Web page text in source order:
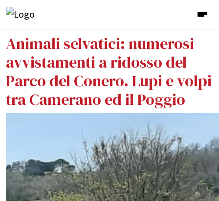
Animali selvatici: numerosi
avvistamenti a ridosso del
Parco del Conero. Lupi e volpi
tra Camerano ed il Poggio